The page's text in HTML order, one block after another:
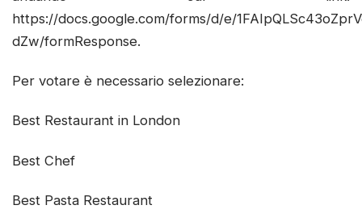
https://docs.google.com/forms/d/e/
dZw/formResponse.
Per votare è necessario selezionare:
Best Restaurant in London
Best Chef
Best Pasta Restaurant